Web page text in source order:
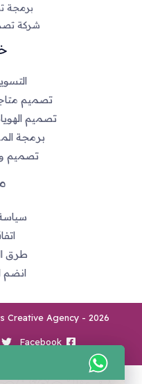
برمجة
شركة
تصميم
تصميم
برمجة
تصميم و
طرق
انضم
Facebook